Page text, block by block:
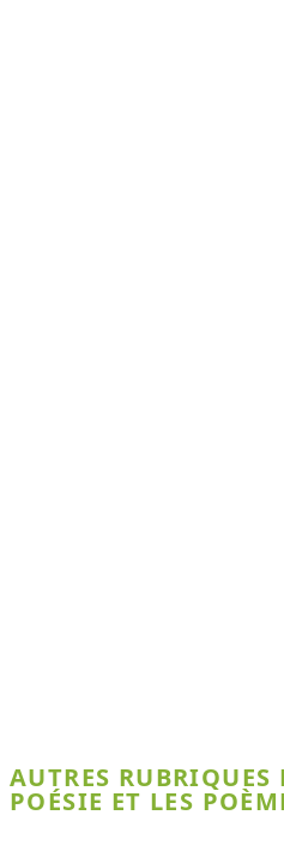
AUTRES RUBRIQUES
POÉSIE ET LES